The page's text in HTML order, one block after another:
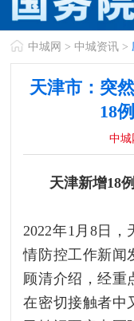
中城网 > 中城资讯 >
天津市：突
18
中城
天津新增18
2022年1月8日
情防控工作新闻
顾清介绍，经重
在密切接触者中